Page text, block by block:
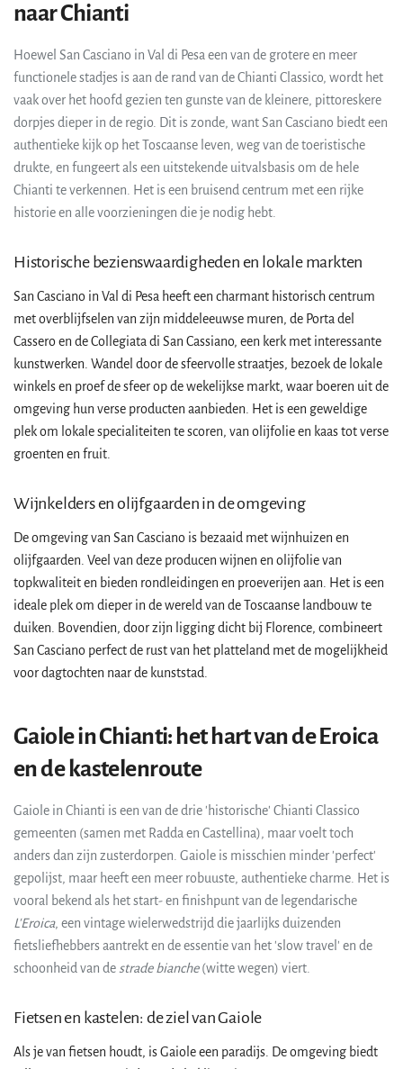
naar Chianti
Hoewel San Casciano in Val di Pesa een van de grotere en meer
functionele stadjes is aan de rand van de Chianti Classico, wordt het
vaak over het hoofd gezien ten gunste van de kleinere, pittoreskere
dorpjes dieper in de regio. Dit is zonde, want San Casciano biedt een
authentieke kijk op het Toscaanse leven, weg van de toeristische
drukte, en fungeert als een uitstekende uitvalsbasis om de hele
Chianti te verkennen. Het is een bruisend centrum met een rijke
historie en alle voorzieningen die je nodig hebt.
Historische bezienswaardigheden en lokale markten
San Casciano in Val di Pesa heeft een charmant historisch centrum
met overblijfselen van zijn middeleeuwse muren, de Porta del
Cassero en de Collegiata di San Cassiano, een kerk met interessante
kunstwerken. Wandel door de sfeervolle straatjes, bezoek de lokale
winkels en proef de sfeer op de wekelijkse markt, waar boeren uit de
omgeving hun verse producten aanbieden. Het is een geweldige
plek om lokale specialiteiten te scoren, van olijfolie en kaas tot verse
groenten en fruit.
Wijnkelders en olijfgaarden in de omgeving
De omgeving van San Casciano is bezaaid met wijnhuizen en
olijfgaarden. Veel van deze producen wijnen en olijfolie van
topkwaliteit en bieden rondleidingen en proeverijen aan. Het is een
ideale plek om dieper in de wereld van de Toscaanse landbouw te
duiken. Bovendien, door zijn ligging dicht bij Florence, combineert
San Casciano perfect de rust van het platteland met de mogelijkheid
voor dagtochten naar de kunststad.
Gaiole in Chianti: het hart van de Eroica
en de kastelenroute
Gaiole in Chianti is een van de drie 'historische' Chianti Classico
gemeenten (samen met Radda en Castellina), maar voelt toch
anders dan zijn zusterdorpen. Gaiole is misschien minder 'perfect'
gepolijst, maar heeft een meer robuuste, authentieke charme. Het is
vooral bekend als het start- en finishpunt van de legendarische
L'Eroica, een vintage wielerwedstrijd die jaarlijks duizenden
fietsliefhebbers aantrekt en de essentie van het 'slow travel' en de
schoonheid van de strade bianche(witte wegen) viert.
Fietsen en kastelen: de ziel van Gaiole
Als je van fietsen houdt, is Gaiole een paradijs. De omgeving biedt